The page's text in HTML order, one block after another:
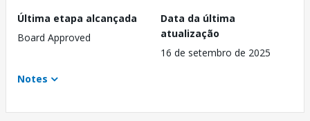
Última etapa alcançada
Board Approved
Data da última
atualização
16 de setembro de 2025
Notes